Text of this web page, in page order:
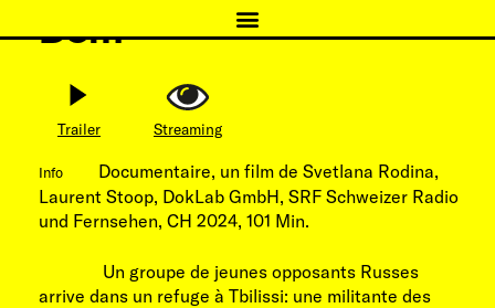
Dom
Info
Documentaire, un film de Svetlana Rodina,
Laurent Stoop, DokLab GmbH, SRF Schweizer Radio
und Fernsehen, CH 2024, 101 Min.
Un groupe de jeunes opposants Russes
arrive dans un refuge à Tbilissi: une militante des
Trailer Streaming